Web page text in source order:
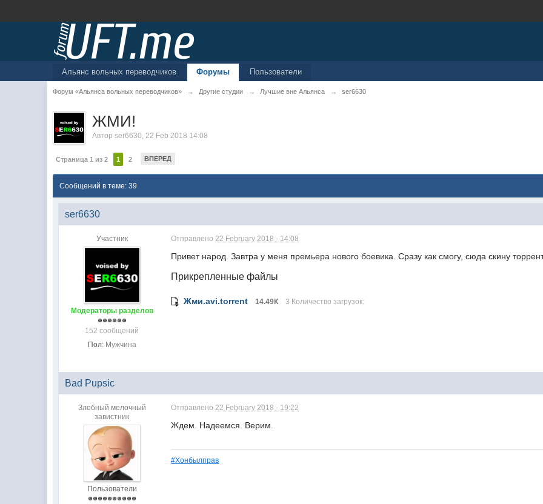
Альянс вольных переводчиков Форумы Пользователи
Форум «Альянса вольных переводчиков» → Другие студии → Лучшие вне Альянса → ser6630
ЖМИ!
Авторser6630,22 Feb 2018 14:08
Страница 1 из 2 1 2 ВПЕРЕД
Сообщений в теме: 39
ser6630
Участник
Модераторы разделов
152 сообщений
Пол: Мужчина
Отправлено22 February 2018 - 14:08
Привет народ. Завтра у меня премьера нового боевика. Сразу как смогу, сюда скину
Прикрепленные файлы
Жми.avi.torrent 14.49К 3 Количество загрузок:
Bad Pupsic
Злобный мелочный
завистник
Пользователи
Отправлено22 February 2018 - 19:22
Ждем. Надеемся. Верим.
#Хонбылправ